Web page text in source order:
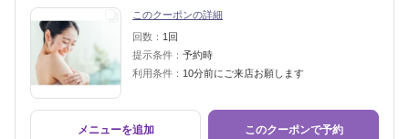
このクーポンの詳細
回数： 1回
提示条件： 予約時
利用条件： 10分前にご来店お願します
メニューを追加 このクーポンで予約